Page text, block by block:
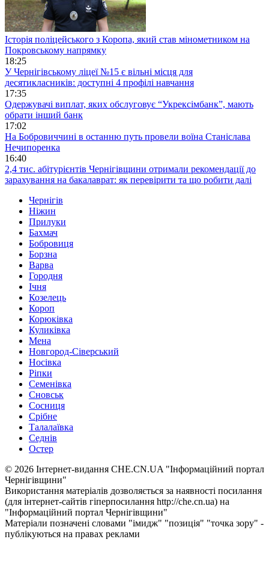
Історія поліцейського з Коропа, який став мінометником на
Покровському напрямку
18:25
У Чернігівському ліцеї №15 є вільні місця для
десятикласників: доступні 4 профілі навчання
17:35
Одержувачі виплат, яких обслуговує “Укрексімбанк”, мають
обрати інший банк
17:02
На Бобровиччині в останню путь провели воїна Станіслава
Нечипоренка
16:40
2,4 тис. абітурієнтів Чернігівщини отримали рекомендації до
зарахування на бакалаврат: як перевірити та що робити далі
Чернігів
Ніжин
Прилуки
Бахмач
Бобровиця
Борзна
Варва
Городня
Ічня
Козелець
Короп
Корюківка
Куликівка
Мена
Новгород-Сіверський
Носівка
Ріпки
Семенівка
Сновськ
Сосниця
Срібне
Талалаївка
Седнів
Остер
© 2026 Інтернет-видання CHE.CN.UA "Інформаційний портал
Чернiгiвщини"
Використання матеріалів дозволяється за наявності посилання
(для інтернет-сайтів гіперпосилання http://che.cn.ua) на
"Інформаційний портал Чернiгiвщини"
Матеріали позначені словами "імидж" "позиція" "точка зору" -
публікуються на правах реклами